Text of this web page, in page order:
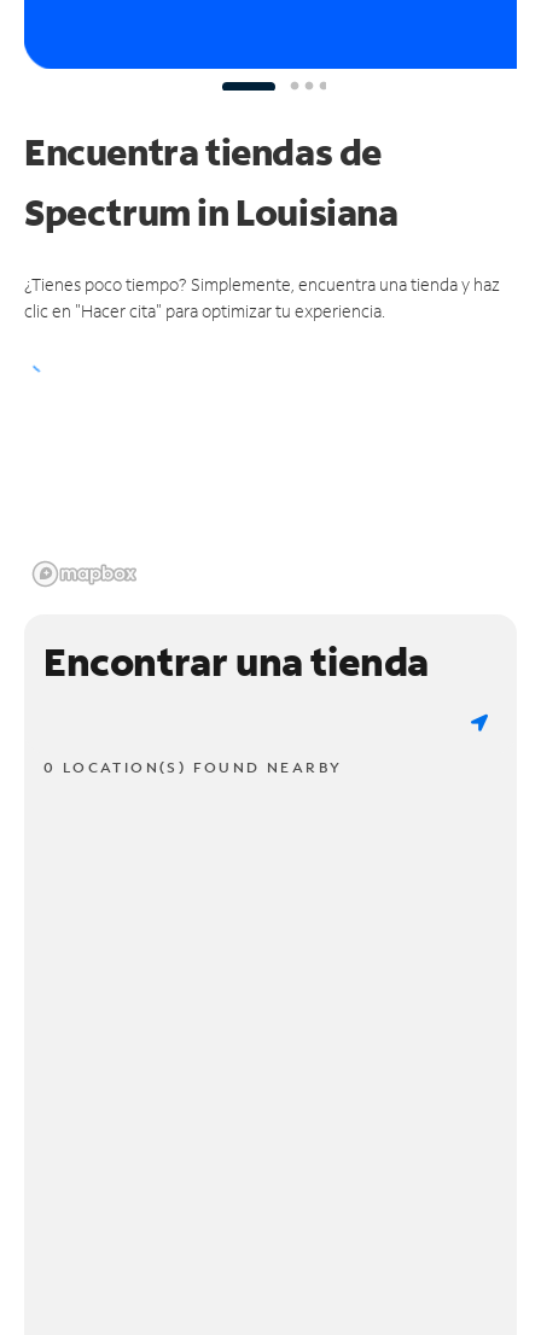
Encuentra tiendas de
Spectrumin Louisiana
¿Tienes poco tiempo? Simplemente, encuentra una tienda y haz
clic en "Hacer cita" para optimizar tu experiencia.
Encontrar una tienda
0 LOCATION(S) FOUND NEARBY